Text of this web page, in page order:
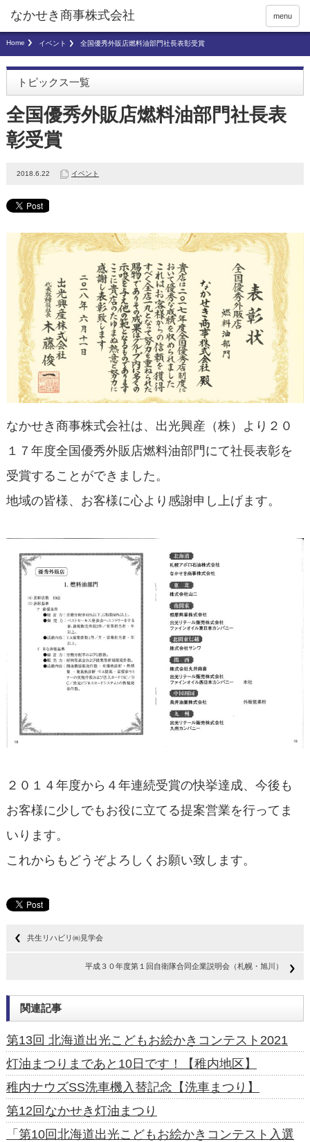
menu
Home イベント 全国優秀外販店燃料油部門社長表彰受賞
トピックス一覧
全国優秀外販店燃料油部門社長表
彰受賞
2018.6.22 イベント
なかせき商事株式会社は、出光興産（株）より２０
１７年度全国優秀外販店燃料油部門にて社長表彰を
受賞することができました。
地域の皆様、お客様に心より感謝申し上げます。
２０１４年度から４年連続受賞の快挙達成、今後も
お客様に少しでもお役に立てる提案営業を行ってま
いります。
これからもどうぞよろしくお願い致します。
共生リハビリ㈱見学会
平成３０年度第１回自衛隊合同企業説明会（札幌・旭川）
関連記事
第13回 北海道出光こどもお絵かきコンテスト2021
灯油まつりまであと10日です！【稚内地区】
稚内ナウズSS洗車機入替記念【洗車まつり】
第12回なかせき灯油まつり
「第10回北海道出光こどもお絵かきコンテスト入選